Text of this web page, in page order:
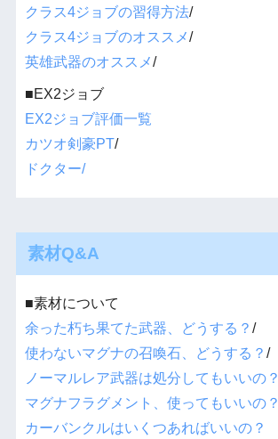
クラス4ジョブの習得方法/
クラス4ジョブのオススメ/
英雄武器のオススメ/
■EX2ジョブ
EX2ジョブ評価一覧
カツオ剣豪PT/
ドクター/
素材Q&A
■素材について
余った朽ち果てた武器、どうする？ /
使わないマグナの召喚石、どうする？ /
ノーマルレア武器は処分してもいいの？
マグナフラグメント、使ってもいいの？
カーバンクルはいくつあればいいの？